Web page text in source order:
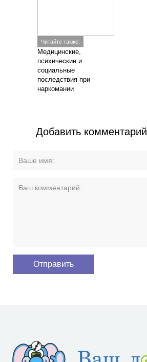
Читайте также:
Медицинские,
психические и
социальные
последствия при
наркомании
Добавить комментарий